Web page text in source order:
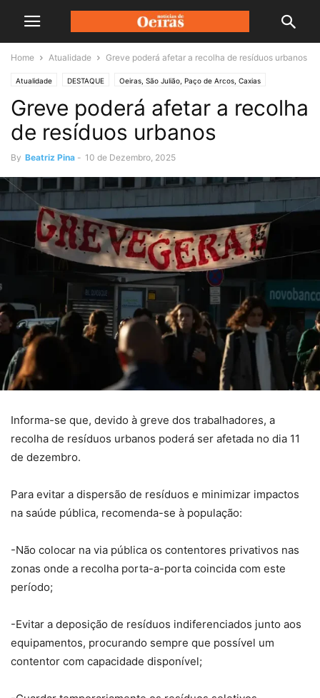
Home Atualidade Greve poderá afetar a recolha de resíduos urbanos
Atualidade DESTAQUE Oeiras, São Julião, Paço de Arcos, Caxias
Greve poderá afetar a recolha
de resíduos urbanos
By Beatriz Pina - 10 de Dezembro, 2025
Informa-se que, devido à greve dos trabalhadores, a
recolha de resíduos urbanos poderá ser afetada no dia 11
de dezembro.
Para evitar a dispersão de resíduos e minimizar impactos
na saúde pública, recomenda-se à população:
-Não colocar na via pública os contentores privativos nas
zonas onde a recolha porta-a-porta coincida com este
período;
-Evitar a deposição de resíduos indiferenciados junto aos
equipamentos, procurando sempre que possível um
contentor com capacidade disponível;